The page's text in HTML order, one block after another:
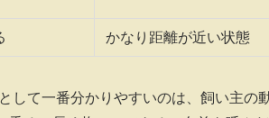
かなり距離が近い状態
して一番分かりやすいのは、飼い主の